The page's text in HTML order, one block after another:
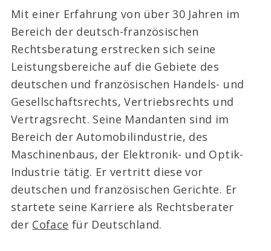
Mit einer Erfahrung von über 30 Jahren im
Bereich der deutsch-französischen
Rechtsberatung erstrecken sich seine
Leistungsbereiche auf die Gebiete des
deutschen und französischen Handels- und
Gesellschaftsrechts, Vertriebsrechts und
Vertragsrecht. Seine Mandanten sind im
Bereich der Automobilindustrie, des
Maschinenbaus, der Elektronik- und Optik-
Industrie tätig. Er vertritt diese vor
deutschen und französischen Gerichte. Er
startete seine Karriere als Rechtsberater
der Coface für Deutschland.